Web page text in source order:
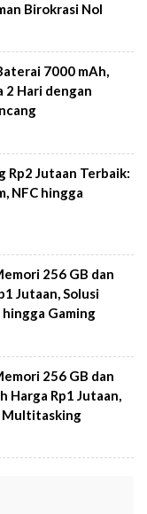
Birokrasi Nol
7000 mAh,
2 Hari dengan
Rp2 Jutaan Terbaik:
NFC hingga
256 GB dan
Jutaan, Solusi
Gaming
256 GB dan
Harga Rp1 Jutaan,
Multitasking